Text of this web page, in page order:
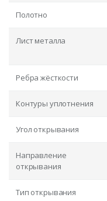
Полотно
Лист металла
Ребра жёсткости
Контуры уплотнения
Угол открывания
Направление
открывания
Тип открывания